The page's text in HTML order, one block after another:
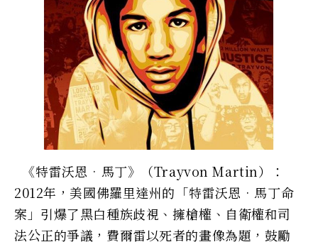
《特雷沃恩•馬丁》（Trayvon Martin）：
2012年，美國佛羅里達州的「特雷沃恩•馬丁命
案」引爆了黑白種族歧視、擁槍權、自衛權和司
法公正的爭議，費爾雷以死者的畫像為題，鼓勵